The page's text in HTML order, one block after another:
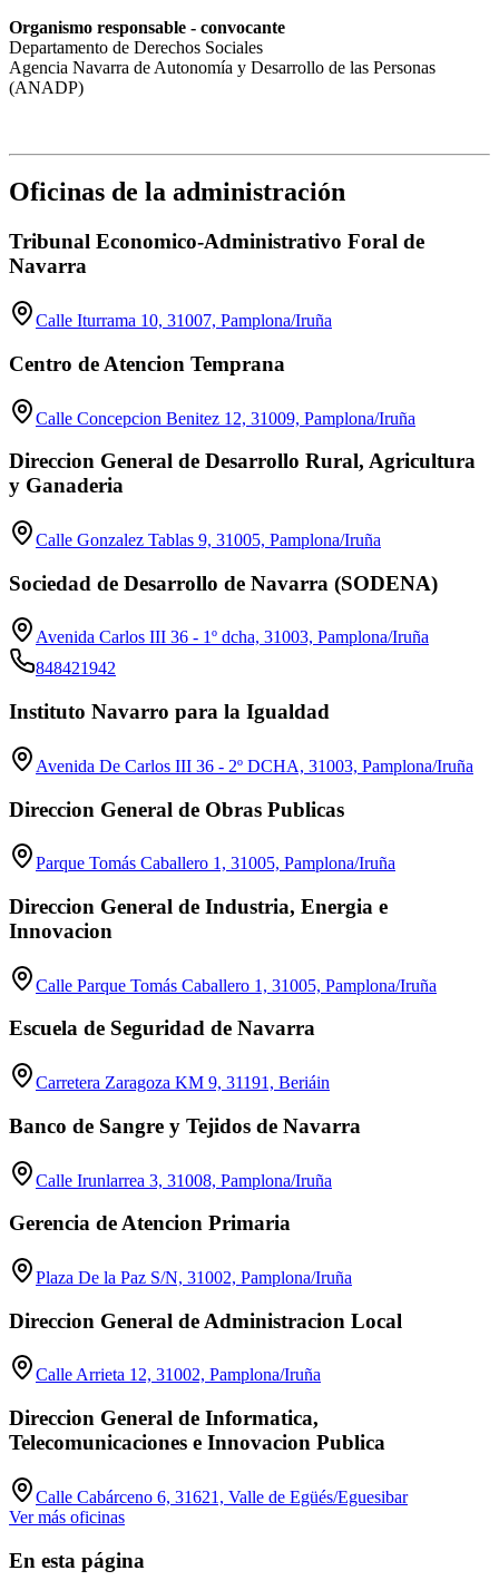
Organismo responsable - convocante
Departamento de Derechos Sociales
Agencia Navarra de Autonomía y Desarrollo de las Personas
(ANADP)
Oficinas de la administración
Tribunal Economico-Administrativo Foral de
Navarra
Calle Iturrama 10, 31007, Pamplona/Iruña
Centro de Atencion Temprana
Calle Concepcion Benitez 12, 31009, Pamplona/Iruña
Direccion General de Desarrollo Rural, Agricultura
y Ganaderia
Calle Gonzalez Tablas 9, 31005, Pamplona/Iruña
Sociedad de Desarrollo de Navarra (SODENA)
Avenida Carlos III 36 - 1º dcha, 31003, Pamplona/Iruña
848421942
Instituto Navarro para la Igualdad
Avenida De Carlos III 36 - 2º DCHA, 31003, Pamplona/Iruña
Direccion General de Obras Publicas
Parque Tomás Caballero 1, 31005, Pamplona/Iruña
Direccion General de Industria, Energia e
Innovacion
Calle Parque Tomás Caballero 1, 31005, Pamplona/Iruña
Escuela de Seguridad de Navarra
Carretera Zaragoza KM 9, 31191, Beriáin
Banco de Sangre y Tejidos de Navarra
Calle Irunlarrea 3, 31008, Pamplona/Iruña
Gerencia de Atencion Primaria
Plaza De la Paz S/N, 31002, Pamplona/Iruña
Direccion General de Administracion Local
Calle Arrieta 12, 31002, Pamplona/Iruña
Direccion General de Informatica,
Telecomunicaciones e Innovacion Publica
Calle Cabárceno 6, 31621, Valle de Egüés/Eguesibar
Ver más oficinas
En esta página